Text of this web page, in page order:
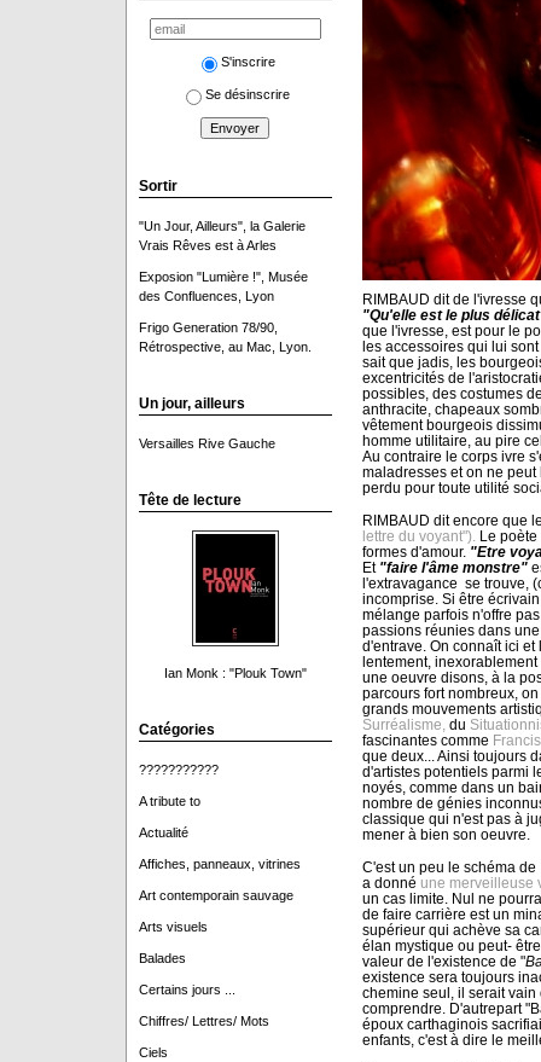
S'inscrire
Se désinscrire
Sortir
"Un Jour, Ailleurs", la Galerie
Vrais Rêves est à Arles
Exposion "Lumière !", Musée
des Confluences, Lyon
Frigo Generation 78/90,
Rétrospective, au Mac, Lyon.
Un jour, ailleurs
Versailles Rive Gauche
Tête de lecture
Ian Monk : "Plouk Town"
Catégories
???????????
A tribute to
Actualité
Affiches, panneaux, vitrines
Art contemporain sauvage
Arts visuels
Balades
Certains jours ...
Chiffres/ Lettres/ Mots
Ciels
RIMBAUD dit de l'ivresse
"Qu'elle est le plus
que l'ivresse, est pour le
les accessoires qui lui
sait que jadis, les
excentricités de
possibles, des costumes
anthracite, chapeaux
vêtement bourgeois
homme utilitaire, au pire
Au contraire le corps ivre
maladresses et on ne
perdu pour toute utilité
RIMBAUD dit encore que
lettre du voyant").
Le poète
formes d'amour. "Etre
Et "faire l'âme monstre"
l'extravagance se trouve,
incomprise. Si être
mélange parfois n'offre
passions réunies dans
d'entrave. On connaît ici et
lentement,
une oeuvre disons, à la
parcours fort nombreux,
grands mouvements
Surréalisme, du
fascinantes comme
que deux... Ainsi toujours
d'artistes potentiels parmi
noyés, comme dans un
nombre de génies
classique qui n'est pas à
mener à bien son oeuvre.
C'est un peu le schéma de
a donné une merveilleuse
un cas limite. Nul ne
de faire carrière est un
supérieur qui achève sa
élan mystique ou peut-
valeur de l'existence de "
existence sera toujours
chemine seul, il serait
comprendre. D'autrepart
époux carthaginois
enfants, c'est à dire le